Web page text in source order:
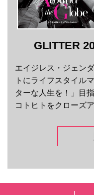
GLITTER
エイジレス・ジェン
トにライフスタイル
ターな人生を！」目
コトヒトをクローズ